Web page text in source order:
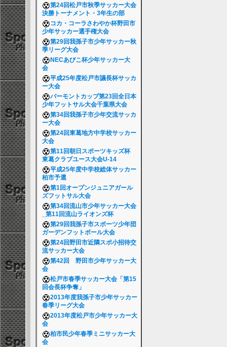
第24回松戸市秋季サッカー大会
決勝トーナメント・3年生の部
コカ・コーラさわやか杯野田市
少年サッカー選手権大会
第29回我孫子市少年サッカー秋
季リーグ大会
NECあびこ杯少年サッカー大
会
平成25年度松戸市議長杯サッカ
ー大会
バーモントカップ第23回全日本
少年フットサル大会千葉県大会
第34回我孫子市少年交流サッカ
ー大会
第24回東葛地方中学校サッカー
大会
第11回朝日スポーツキッズ杯
東葛クラブユース大会U-14
平成25年度中学校総体サッカー
柏市予選
第1回オープンジュニアガール
ズフットサル大会
第34回流山市少年サッカー大会
_第11回流山ライオンズ杯
第29回我孫子市スポーツ少年団
ガーデンフットボール大会
第24回野田市近隣スポ小招待交
流サッカー大会
第42回 野田市少年サッカー大
会
松戸市春季サッカー大会「第15
回会長杯争奪」
2013年度我孫子市少年サッカー
春季リーグ大会
2013年度松戸市少年サッカー大
会
柏市民少年春季ミニサッカー大
会